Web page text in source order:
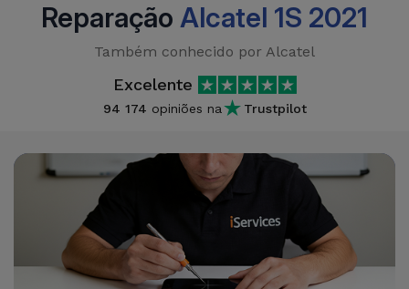
Reparação Alcatel 1S 2021
Também conhecido por Alcatel
Excelente
94 174 opiniões na Trustpilot